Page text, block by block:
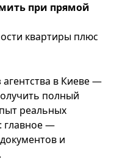
при прямой
квартиры плюс
в Киеве —
полный
реальных
главное —
и